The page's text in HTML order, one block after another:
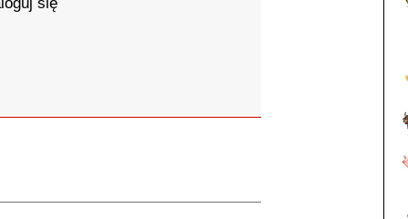
się